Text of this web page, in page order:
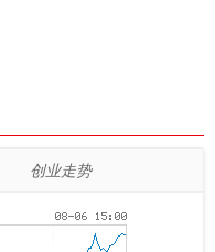
创业走势